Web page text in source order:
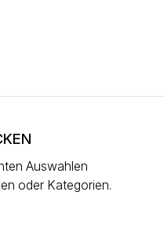
Auswahlen
oder Kategorien.